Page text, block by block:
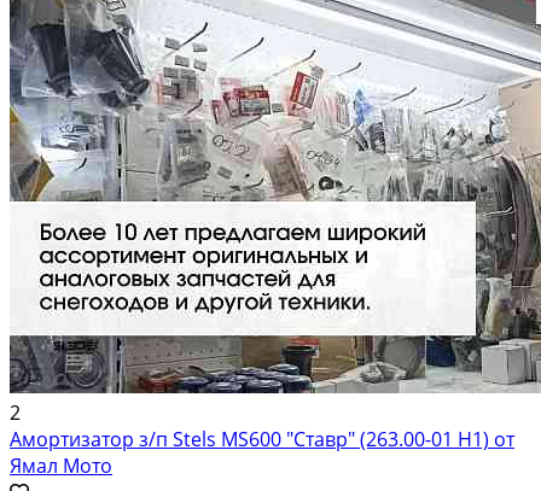
2
Амортизатор з/п Stels MS600 "Ставр" (263.00-01 Н1) от
Ямал Мото